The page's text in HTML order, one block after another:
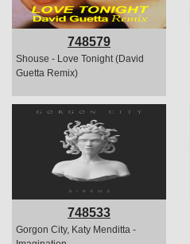
748579
Shouse - Love Tonight (David
Guetta Remix)
748533
Gorgon City, Katy Menditta -